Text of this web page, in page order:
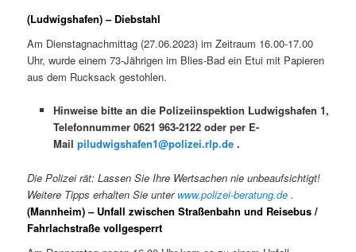
(Ludwigshafen) – Diebstahl
Am Dienstagnachmittag (27.06.2023) im Zeitraum 16.00-17.00
Uhr, wurde einem 73-Jährigen im Blies-Bad ein Etui mit Papieren
aus dem Rucksack gestohlen.
Hinweise bitte an die Polizeiinspektion Ludwigshafen 1,
Telefonnummer 0621 963-2122 oder per E-
Mail piludwigshafen1@polizei.rlp.de.
Die Polizei rät: Lassen Sie Ihre Wertsachen nie unbeaufsichtigt!
Weitere Tipps erhalten Sie unter www.polizei-beratung.de .
(Mannheim) – Unfall zwischen Straßenbahn und Reisebus /
Fahrlachstraße vollgesperrt